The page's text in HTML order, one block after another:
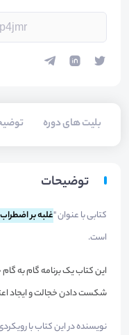
بلیت های دوره
توضیحات
کتابی با عنوان "غلبه بر
است.
این کتاب یک برنامه گام به گام
شکست دادن خجالت و ایجاد
نویسنده در این کتاب با